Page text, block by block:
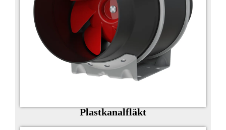
Plastkanalfläkt